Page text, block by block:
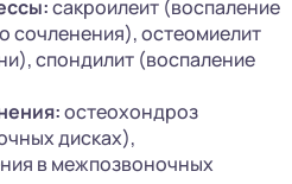
сакроилеит (воспаление
сочленения), остеомиелит
спондилит (воспаление
остеохондроз
дисках),
в межпозвоночных